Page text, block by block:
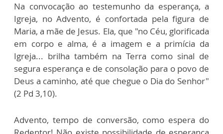
Na convocação ao testemunho da esperança, a
Igreja, no Advento, é confortada pela figura de
Maria, a mãe de Jesus. Ela, que "no Céu, glorificada
em corpo e alma, é a imagem e a primícia da
Igreja... brilha também na Terra como sinal de
segura esperança e de consolação para o povo de
Deus a caminho, até que chegue o Dia do Senhor"
(2 Pd 3,10).
Advento, tempo de conversão, como espera do